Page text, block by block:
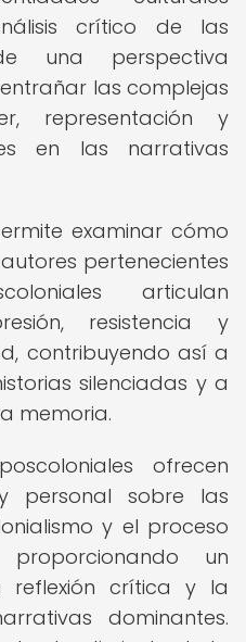
crítico de las
una perspectiva
las complejas
representación y
en las narrativas
examinar cómo
pertenecientes
articulan
resistencia y
contribuyendo así a
silenciadas y a
memoria.
ofrecen
personal sobre las
y el proceso
proporcionando un
crítica y la
dominantes.